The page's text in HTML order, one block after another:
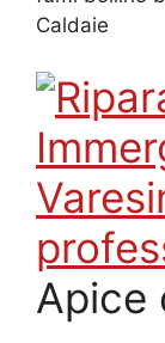
Caldaie
Apice